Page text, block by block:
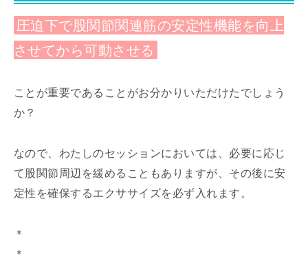
圧迫下で股関節関連筋の安定性機能を向上
させてから可動させる
ことが重要であることがお分かりいただけたでしょう
か？
なので、わたしのセッションにおいては、必要に応じ
て股関節周辺を緩めることもありますが、その後に安
定性を確保するエクササイズを必ず入れます。
＊
＊